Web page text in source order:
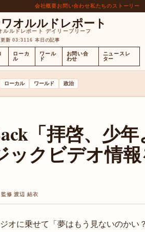
会社概要お問い合わせ私たちのストーリー
オルルドレポート
ルルドレポート デイリーブリーフ
更新 03:3116 本日の記事
ローカ
ル
ワール
ド
お問い合
わせ
ニュースレ
ター
ローカル ワールド 政治
「拝啓、少
ックビデオ情
修 渡辺 結衣
オに乗せて「夢はもう見ないのかい